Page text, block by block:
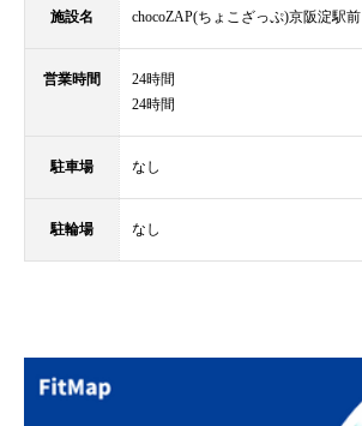
施設名 chocoZAP(ちょこざっぷ)京阪淀駅前
営業時間
24時間
24時間
駐車場 なし
駐輪場 なし